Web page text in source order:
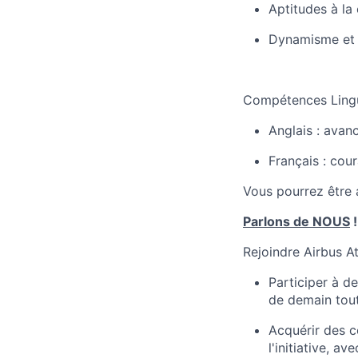
Aptitudes à la
Dynamisme
Compétences
Anglais :
Français :
Vous pourrez être
Parlons de NOUS !
Rejoindre Airbus
Participer à
de demain
Acquérir des
l'initiative,